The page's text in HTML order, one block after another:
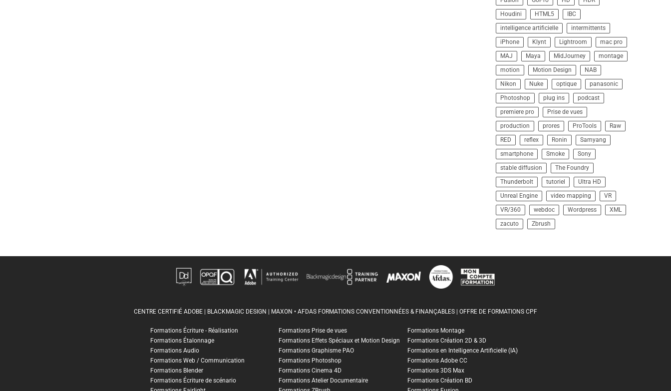
Houdini
HTML5
IBC
intelligence artificielle
intermittents
iPhone
Klynt Lightroom
mac pro
MAJ
Maya MidJourney
montage
motion
Motion Design
NAB
Nikon
Nuke optique
panasonic
Photoshop
plug ins
podcast
premiere pro
Prise de vues
production
prores ProTools
Raw
RED
reflex Ronin
Samyang
smartphone
Smoke
Sony
stable diffusion
The Foundry
Thunderbolt
tutoriel
Ultra HD
Unreal Engine
video mapping
VR
VR/360
webdoc Wordpress
XML
zacuto
Zbrush
CENTRE CERTIFIÉ ADOBE | BLACKMAGIC DESIGN | MAXON • AFDAS FORMATIONS CONVENTIONNÉES & FINANÇABLES | OFFRE DE FORMATIONS CPF
Formations Écriture - Réalisation Formations Prise de vues
Formations Montage
Formations Étalonnage
Formations Effets Spéciaux et Motion Design
Formations Création 2D & 3D
Formations Audio
Formations Graphisme PAO
Formations en Intelligence Artificielle (IA)
Formations Web / Communication
Formations Photoshop
Formations Adobe CC
Formations Blender
Formations Cinema 4D
Formations 3DS Max
Formations Écriture de scénario
Formations Atelier Documentaire
Formations Création BD